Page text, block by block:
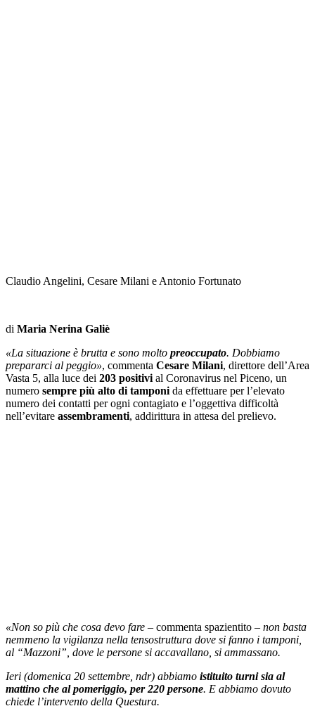
Claudio Angelini, Cesare Milani e Antonio Fortunato
di Maria Nerina Galiè
«La situazione è brutta e sono molto preoccupato. Dobbiamo
prepararci al peggio», commenta Cesare Milani, direttore dell’Area
Vasta 5, alla luce dei 203 positivi al Coronavirus nel Piceno, un
numero sempre più alto di tamponi da effettuare per l’elevato
numero dei contatti per ogni contagiato e l’oggettiva difficoltà
nell’evitare assembramenti, addirittura in attesa del prelievo.
«Non so più che cosa devo fare – commenta spazientito – non basta
nemmeno la vigilanza nella tensostruttura dove si fanno i tamponi,
al “Mazzoni”, dove le persone si accavallano, si ammassano.
Ieri (domenica 20 settembre, ndr) abbiamo istituito turni sia al
mattino che al pomeriggio, per 220 persone. E abbiamo dovuto
chiede l’intervento della Questura.